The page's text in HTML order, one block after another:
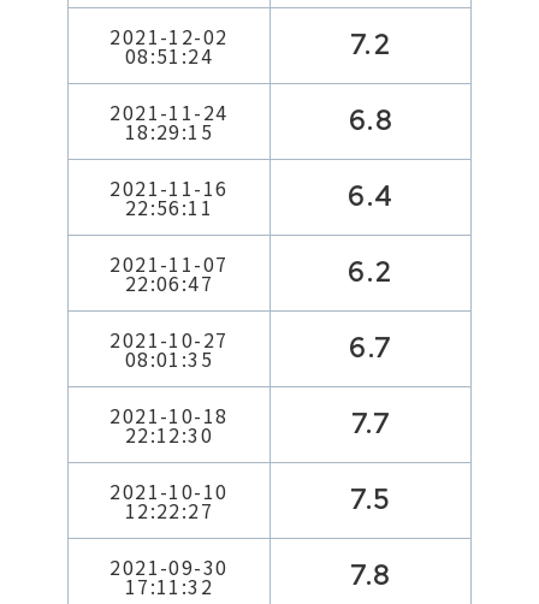
2021-12-02
08:51:24 7.2
2021-11-24
18:29:15 6.8
2021-11-16
22:56:11 6.4
2021-11-07
22:06:47 6.2
2021-10-27
08:01:35 6.7
2021-10-18
22:12:30 7.7
2021-10-10
12:22:27 7.5
2021-09-30
17:11:32 7.8